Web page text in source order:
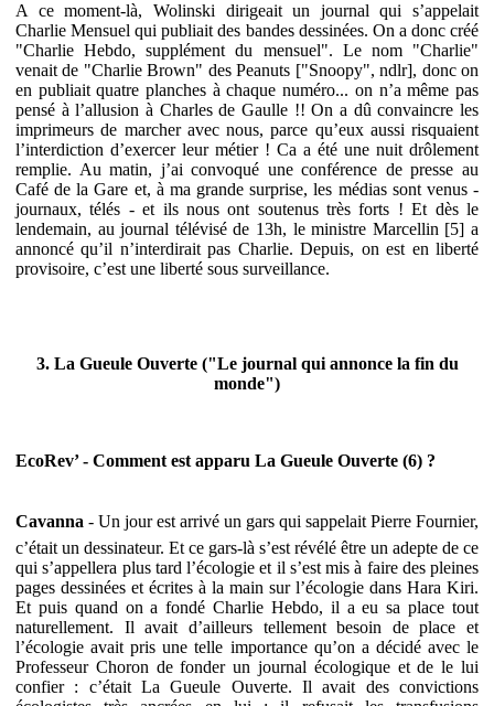
A ce moment-là, Wolinski dirigeait un journal qui s’appelait
Charlie Mensuel qui publiait des bandes dessinées. On a donc créé
"Charlie Hebdo, supplément du mensuel". Le nom "Charlie"
venait de "Charlie Brown" des Peanuts ["Snoopy", ndlr], donc on
en publiait quatre planches à chaque numéro... on n’a même pas
pensé à l’allusion à Charles de Gaulle !! On a dû convaincre les
imprimeurs de marcher avec nous, parce qu’eux aussi risquaient
l’interdiction d’exercer leur métier ! Ca a été une nuit drôlement
remplie. Au matin, j’ai convoqué une conférence de presse au
Café de la Gare et, à ma grande surprise, les médias sont venus -
journaux, télés - et ils nous ont soutenus très forts ! Et dès le
lendemain, au journal télévisé de 13h, le ministre Marcellin [5] a
annoncé qu’il n’interdirait pas Charlie. Depuis, on est en liberté
provisoire, c’est une liberté sous surveillance.
3. La Gueule Ouverte ("Le journal qui annonce la fin du
monde")
EcoRev’ - Comment est apparu La Gueule Ouverte (6) ?
Cavanna - Un jour est arrivé un gars qui sappelait Pierre Fournier,
c’était un dessinateur. Et ce gars-là s’est révélé être un adepte de ce
qui s’appellera plus tard l’écologie et il s’est mis à faire des pleines
pages dessinées et écrites à la main sur l’écologie dans Hara Kiri.
Et puis quand on a fondé Charlie Hebdo, il a eu sa place tout
naturellement. Il avait d’ailleurs tellement besoin de place et
l’écologie avait pris une telle importance qu’on a décidé avec le
Professeur Choron de fonder un journal écologique et de le lui
confier : c’était La Gueule Ouverte. Il avait des convictions